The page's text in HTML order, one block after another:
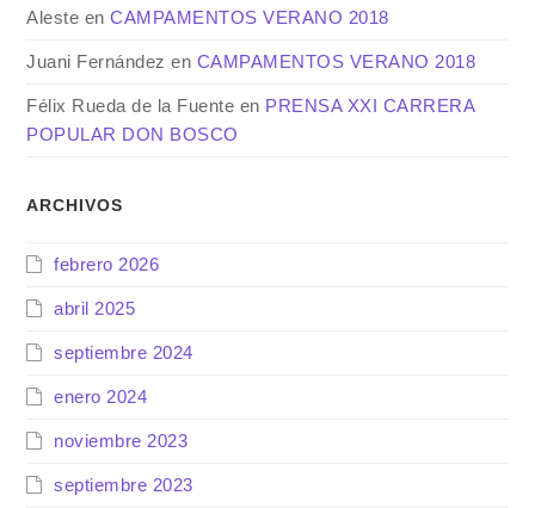
Aleste enCAMPAMENTOS VERANO 2018
Juani Fernández en CAMPAMENTOS VERANO 2018
Félix Rueda de la Fuente en PRENSA XXI CARRERA
POPULAR DON BOSCO
ARCHIVOS
febrero 2026
abril 2025
septiembre 2024
enero 2024
noviembre 2023
septiembre 2023